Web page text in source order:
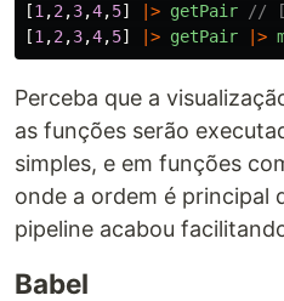
[1 ,2 ,3,4,5] |> getPair
//
[1 ,2 ,3,4,5] |> getPair |>
Perceba que a
as funções serão
simples, e em funções
onde a ordem é principal
pipeline acabou
Babel